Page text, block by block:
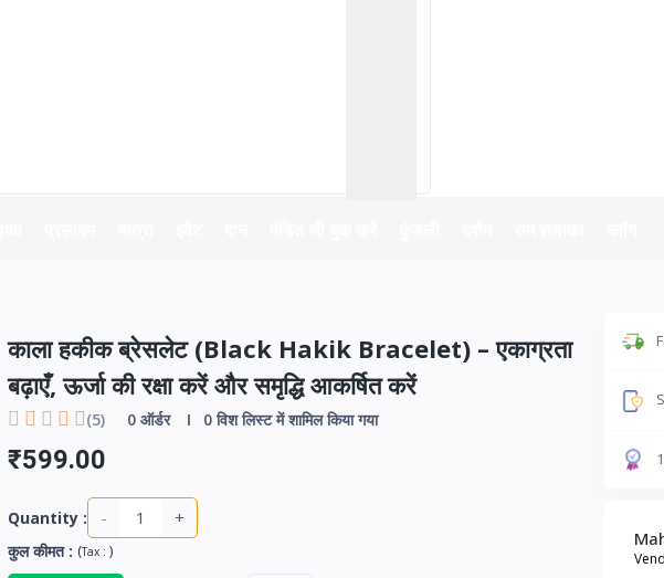
काला हकीक ब्रेसलेट (Black Hakik Bracelet) – एकाग्रता
बढ़ाएँ, ऊर्जा की रक्षा करें और समृद्धि आकर्षित करें
(5) 0ऑर्डर 0विश लिस्ट में शामिल किया गया
₹599.00
Quantity : - +
कुल कीमत: (Tax : )